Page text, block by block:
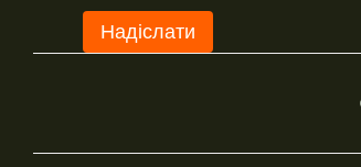
Надіслати